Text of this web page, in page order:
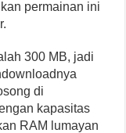
permainan ini
300 MB, jadi
di
kapasitas
RAM lumayan